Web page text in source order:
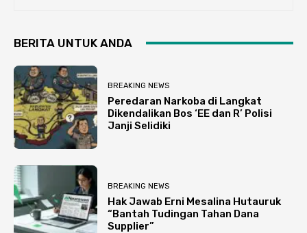
BERITA UNTUK ANDA
BREAKING NEWS
Peredaran Narkoba di Langkat
Dikendalikan Bos ‘EE dan R’ Polisi
Janji Selidiki
BREAKING NEWS
Hak Jawab Erni Mesalina Hutauruk
“Bantah Tudingan Tahan Dana
Supplier”